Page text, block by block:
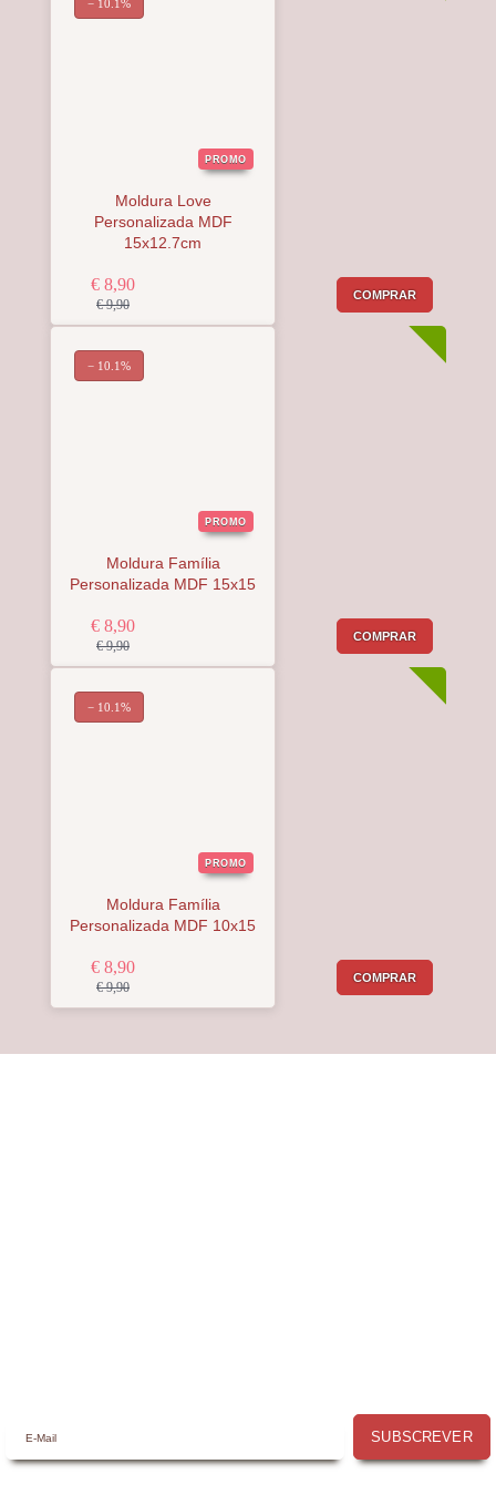
PROMO
Moldura Love
Personalizada MDF
15x12.7cm
€ 8,90
€ 9,90
COMPRAR
− 10.1%
PROMO
Moldura Família
Personalizada MDF 15x15
€ 8,90
€ 9,90
COMPRAR
− 10.1%
PROMO
Moldura Família
Personalizada MDF 10x15
€ 8,90
€ 9,90
COMPRAR
− 10.1%
SUBSCREVER